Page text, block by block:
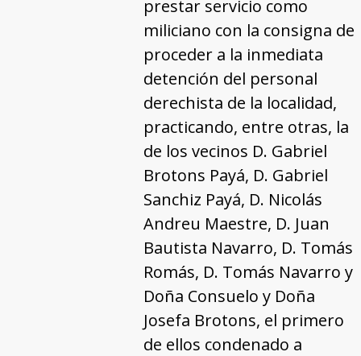
prestar servicio como
miliciano con la consigna de
proceder a la inmediata
detención del personal
derechista de la localidad,
practicando, entre otras, la
de los vecinos D. Gabriel
Brotons Payá, D. Gabriel
Sanchiz Payá, D. Nicolás
Andreu Maestre, D. Juan
Bautista Navarro, D. Tomás
Romás, D. Tomás Navarro y
Doña Consuelo y Doña
Josefa Brotons, el primero
de ellos condenado a